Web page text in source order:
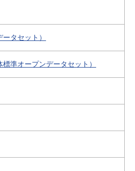
タセット）
準オープンデータセット）